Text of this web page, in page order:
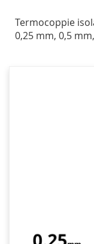
Termocoppie
0,25 mm, 0,5